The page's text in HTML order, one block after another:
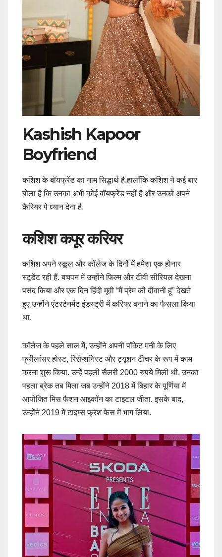
Kashish Kapoor
Boyfriend
कशिश के बॉयफ्रेंड का नाम सिद्धार्थ है.हालाँकि कशिश ने कई बार
बोला है कि उनका अभी कोई बॉयफ्रेंड नहीं है और उनको अपने
कैरियर पे ध्यान देना है.
कशिश कपूर करियर
कशिश अपने स्कूल और कॉलेज के दिनों में हमेशा एक होनार
स्टूडेंट रही हैं. बचपन में उन्होंने फिल्म और टीवी सीरियल देखना
पसंद किया और एक दिन हिंदी मूवी “मैं प्रेम की दीवानी हूं” देखते
हुए उन्होंने एंटरटेनमेंट इंडस्ट्री में करियर बनाने का फैसला किया
था.
कॉलेज के पहले साल में, उन्होंने अपनी पॉकेट मनी के लिए
फ्रीलांसर होस्ट, रिसेप्शनिस्ट और ट्यूशन टीचर के रूप में काम
करना शुरू किया. उन्हें पहली सैलरी 2000 रुपये मिली थी. उनका
पहला ब्रेक तब मिला जब उन्होंने 2018 में बिहार के पूर्णिया में
आयोजित मिस फैशन आइकॉन का टाइटल जीता. इसके बाद,
उन्होंने 2019 में टाइम्स फ्रेश फेस में भाग लिया.